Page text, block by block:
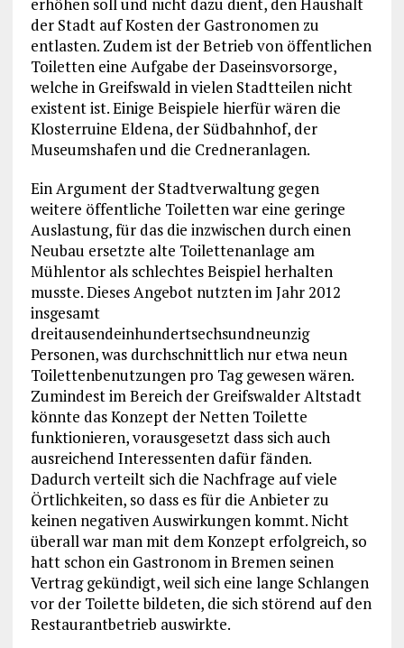
der Stadt auf Kosten der Gastronomen zu
entlasten. Zudem ist der Betrieb von öffentlichen
Toiletten eine Aufgabe der Daseinsvorsorge,
welche in Greifswald in vielen Stadtteilen nicht
existent ist. Einige Beispiele hierfür wären die
Klosterruine Eldena, der Südbahnhof, der
Museumshafen und die Credneranlagen.
Ein Argument der Stadtverwaltung gegen
weitere öffentliche Toiletten war eine geringe
Auslastung, für das die inzwischen durch einen
Neubau ersetzte alte Toilettenanlage am
Mühlentor als schlechtes Beispiel herhalten
musste. Dieses Angebot nutzten im Jahr 2012
insgesamt
dreitausendeinhundertsechsundneunzig
Personen, was durchschnittlich nur etwa neun
Toilettenbenutzungen pro Tag gewesen wären.
Zumindest im Bereich der Greifswalder Altstadt
könnte das Konzept der Netten Toilette
funktionieren, vorausgesetzt dass sich auch
ausreichend Interessenten dafür fänden.
Dadurch verteilt sich die Nachfrage auf viele
Örtlichkeiten, so dass es für die Anbieter zu
keinen negativen Auswirkungen kommt. Nicht
überall war man mit dem Konzept erfolgreich, so
hatt schon ein Gastronom in Bremen seinen
Vertrag gekündigt, weil sich eine lange Schlangen
vor der Toilette bildeten, die sich störend auf den
Restaurantbetrieb auswirkte.